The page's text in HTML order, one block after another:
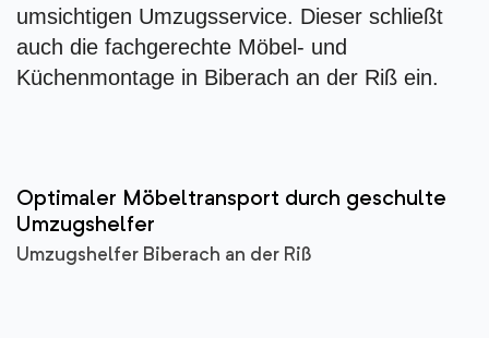
umsichtigen Umzugsservice. Dieser schließt
auch die fachgerechte Möbel- und
Küchenmontage in Biberach an der Riß ein.
Optimaler Möbeltransport durch geschulte
Umzugshelfer
Umzugshelfer Biberach an der Riß